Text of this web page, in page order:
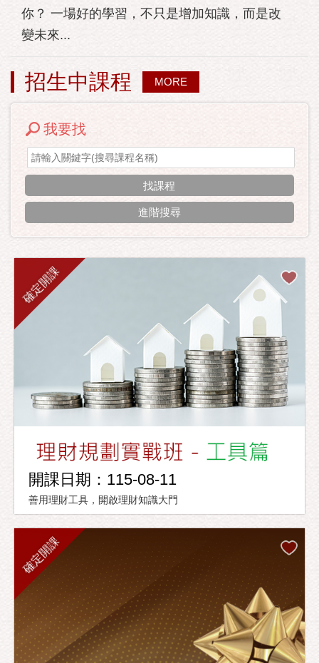
你？ 一場好的學習，不只是增加知識，而是改
變未來...
招生中課程 MORE
我要找
進階搜尋
確定開課
開課日期：115-08-11
善用理財工具，開啟理財知識大門
確定開課